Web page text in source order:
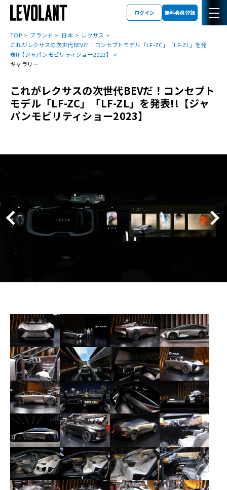
ログイン 無料会員登録
TOP ブランド 日本
レクサス
これがレクサスの次世代BEVだ！コンセプトモデル「LF-ZC」「LF-ZL」を発
表!!【ジャパンモビリティショー2023】
ギャラリー
これがレクサスの次世代BEVだ！コンセプト
モデル「LF-ZC」「LF-ZL」を発表!!【ジャ
パンモビリティショー2023】